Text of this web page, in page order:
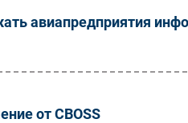
авиапредприятия
от CBOSS